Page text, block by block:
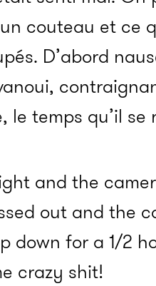
couteau et ce
D’abord
le temps qu’il se
and the
out and the
for a 1/2
crazy shit!